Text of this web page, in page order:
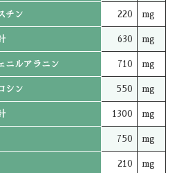
チン 220 mg
630 mg
ニルアラニン 710 mg
シン 550 mg
1300 mg
750 mg
210 mg